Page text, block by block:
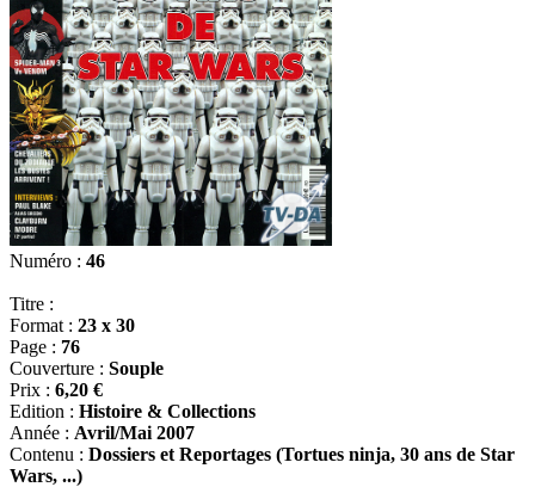
Numéro : 46
Titre :
Format : 23 x 30
Page : 76
Couverture : Souple
Prix : 6,20 €
Edition : Histoire & Collections
Année : Avril/Mai 2007
Contenu : Dossiers et Reportages (Tortues ninja, 30 ans de Star
Wars, ...)